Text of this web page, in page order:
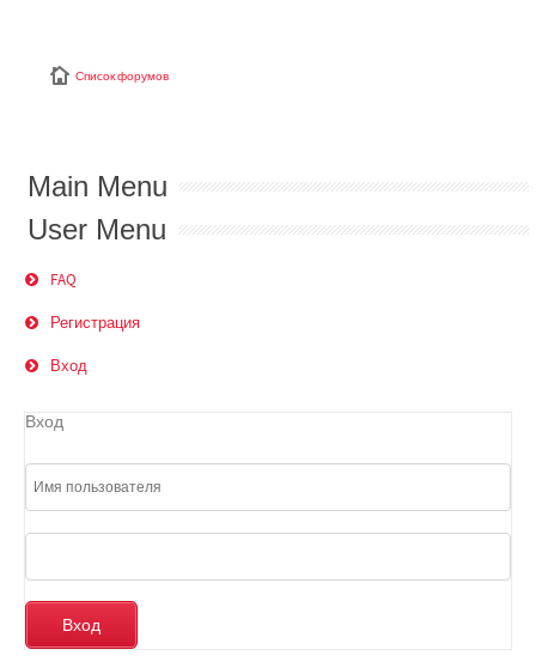
Список форумов
Main Menu
User Menu
FAQ
Регистрация
Вход
Вход